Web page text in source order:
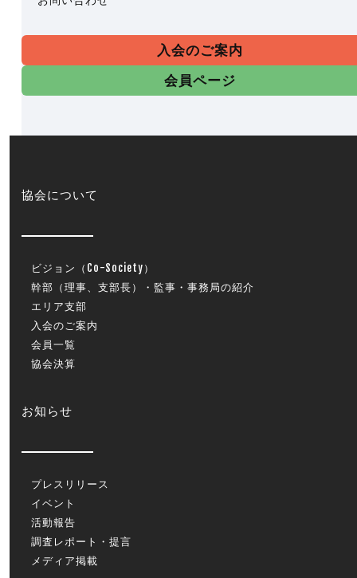
入会のご案内
会員ページ
協会について
ビジョン（Co-Society）
幹部（理事、支部長）・監事・事務局の紹介
エリア支部
入会のご案内
会員一覧
協会決算
お知らせ
プレスリリース
イベント
活動報告
調査レポート・提言
メディア掲載